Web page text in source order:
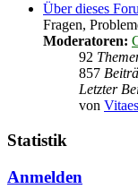
Über dieses
Fragen,
Moderatoren:
92
857
Letzter
von
Statistik
Anmelden